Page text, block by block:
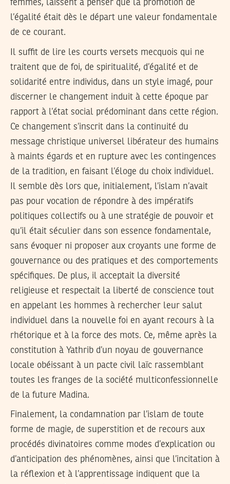
femmes, laissent à penser que la promotion de
l’égalité était dès le départ une valeur fondamentale
de ce courant.
Il suffit de lire les courts versets mecquois qui ne
traitent que de foi, de spiritualité, d’égalité et de
solidarité entre individus, dans un style imagé, pour
discerner le changement induit à cette époque par
rapport à l’état social prédominant dans cette région.
Ce changement s’inscrit dans la continuité du
message christique universel libérateur des humains
à maints égards et en rupture avec les contingences
de la tradition, en faisant l’éloge du choix individuel.
Il semble dès lors que, initialement, l’islam n’avait
pas pour vocation de répondre à des impératifs
politiques collectifs ou à une stratégie de pouvoir et
qu’il était séculier dans son essence fondamentale,
sans évoquer ni proposer aux croyants une forme de
gouvernance ou des pratiques et des comportements
spécifiques. De plus, il acceptait la diversité
religieuse et respectait la liberté de conscience tout
en appelant les hommes à rechercher leur salut
individuel dans la nouvelle foi en ayant recours à la
rhétorique et à la force des mots. Ce, même après la
constitution à Yathrib d’un noyau de gouvernance
locale obéissant à un pacte civil laïc rassemblant
toutes les franges de la société multiconfessionnelle
de la future Madina.
Finalement, la condamnation par l’islam de toute
forme de magie, de superstition et de recours aux
procédés divinatoires comme modes d’explication ou
d’anticipation des phénomènes, ainsi que l’incitation à
la réflexion et à l’apprentissage indiquent que la